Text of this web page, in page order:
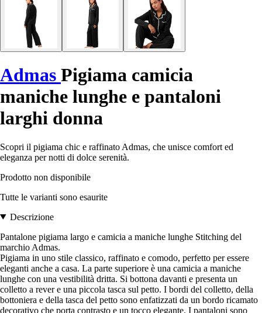
Admas Pigiama camicia
maniche lunghe e pantaloni
larghi donna
Scopri il pigiama chic e raffinato Admas, che unisce comfort ed
eleganza per notti di dolce serenità.
Prodotto non disponibile
Tutte le varianti sono esaurite
Descrizione
Pantalone pigiama largo e camicia a maniche lunghe Stitching del
marchio Admas.
Pigiama in uno stile classico, raffinato e comodo, perfetto per essere
eleganti anche a casa. La parte superiore è una camicia a maniche
lunghe con una vestibilità dritta. Si bottona davanti e presenta un
colletto a rever e una piccola tasca sul petto. I bordi del colletto, della
bottoniera e della tasca del petto sono enfatizzati da un bordo ricamato
decorativo che porta contrasto e un tocco elegante. I pantaloni sono